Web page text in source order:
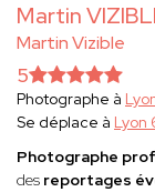
Martin
Martin Vizible
5
Photographe à
Se déplace à Lyon
Photographe
des reportages